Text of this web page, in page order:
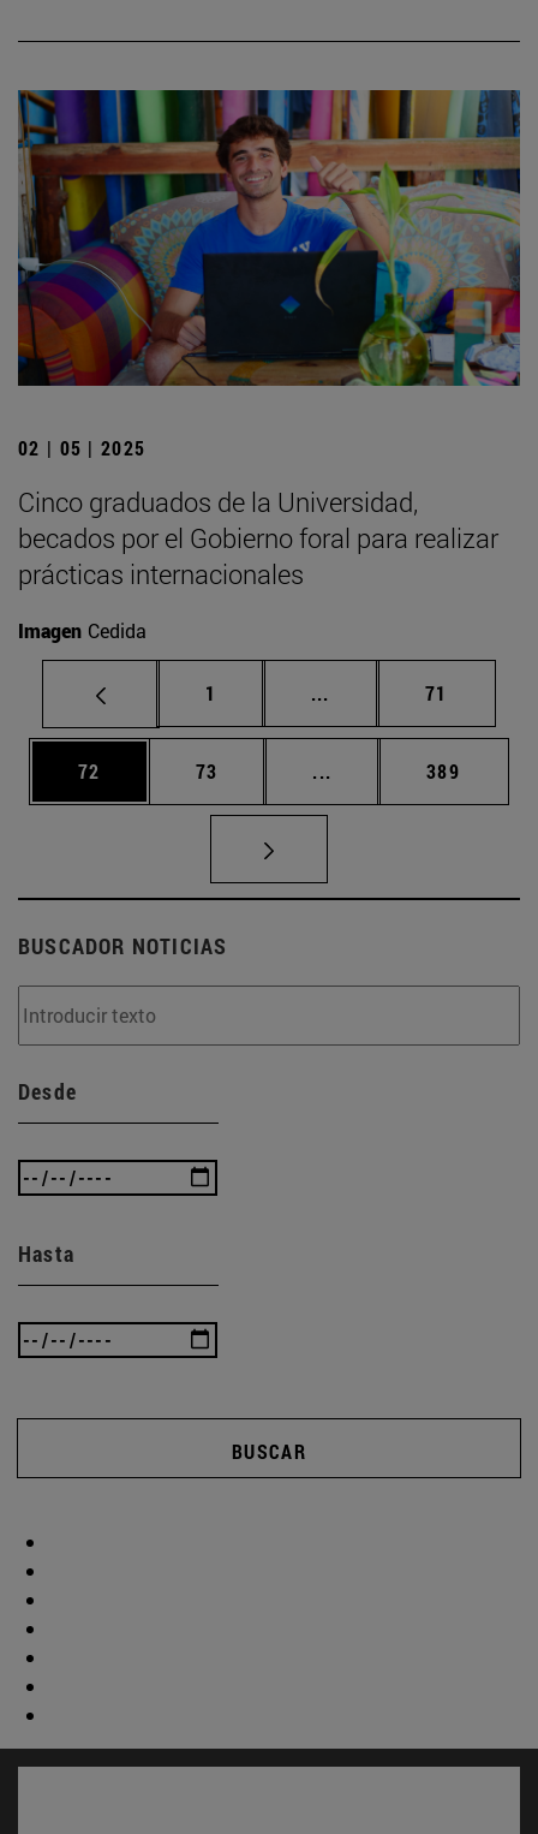
02 | 05 | 2025
Cinco graduados de la Universidad,
becados por el Gobierno foral para realizar
prácticas internacionales
Imagen Cedida
Página
1 ... Páginas intermedias
Página
71
Página
72 Página
73 ... Páginas intermedias
Página
389
BUSCADOR NOTICIAS
Desde
Hasta
BUSCAR